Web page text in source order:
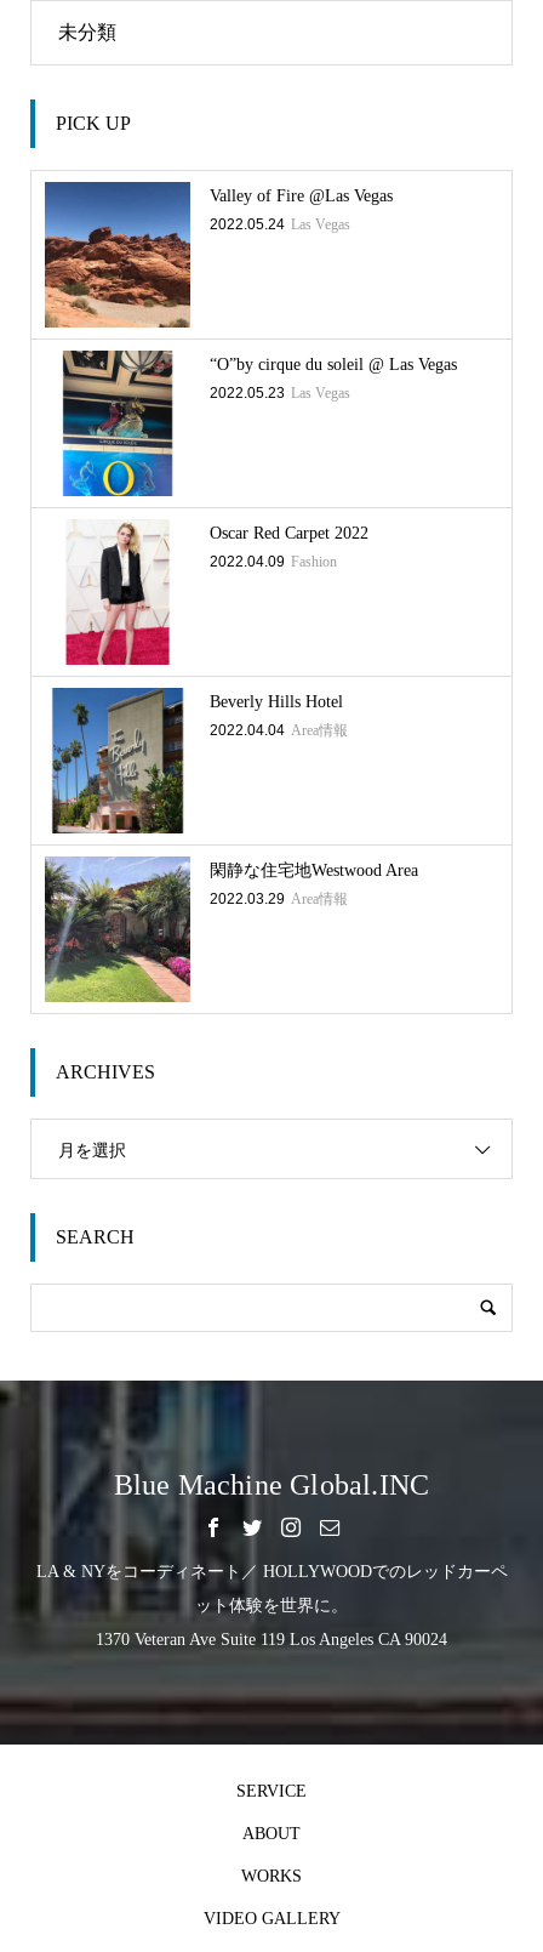
未分類
PICK UP
Valley of Fire @Las Vegas
2022.05.24 Las Vegas
“O”by cirque du soleil @ Las Vegas
2022.05.23 Las Vegas
Oscar Red Carpet 2022
2022.04.09 Fashion
Beverly Hills Hotel
2022.04.04 Area情報
閑静な住宅地Westwood Area
2022.03.29 Area情報
ARCHIVES
月を選択
SEARCH
Blue Machine Global.INC
LA & NYをコーディネート／ HOLLYWOODでのレッドカーペ
ット体験を世界に。
1370 Veteran Ave Suite 119 Los Angeles CA 90024
SERVICE
ABOUT
WORKS
VIDEO GALLERY